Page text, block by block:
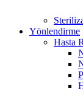
Yönlendirme
Hasta